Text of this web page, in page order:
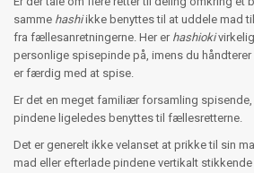
samme hashiikke benyttes til at uddele mad
fra fællesanretningerne. Her er hashioki
personlige spisepinde på, imens du
er færdig med at spise.
Er det en meget familiær forsamling
pindene ligeledes benyttes til fællesretterne.
Det er generelt ikke velanset at prikke til sin
mad eller efterlade pindene vertikalt